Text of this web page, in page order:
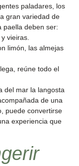
paladares, los
gran variedad de
paella deben ser:
vieiras.
limón, las almejas
reúne todo el
del mar la langosta
de una
puede convertirse
experiencia que